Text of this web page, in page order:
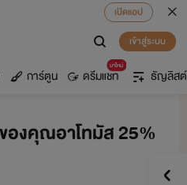
เปิดแอป
เข้าสู่ระบบ
การ์ตูน
มาใหม่
ดรีมแชท ธัญลิสต์
องคุณอาโทมัส 25%